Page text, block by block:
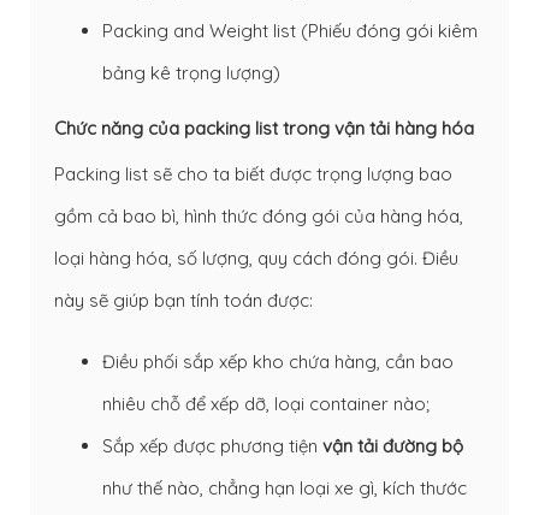
Packing and Weight list (Phiếu đóng gói kiêm
bảng kê trọng lượng)
Chức năng của packing list trong vận tải hàng hóa
Packing list sẽ cho ta biết được trọng lượng bao
gồm cả bao bì, hình thức đóng gói của hàng hóa,
loại hàng hóa, số lượng, quy cách đóng gói. Điều
này sẽ giúp bạn tính toán được:
Điều phối sắp xếp kho chứa hàng, cần bao
nhiêu chỗ để xếp dỡ, loại container nào;
Sắp xếp được phương tiện vận tải đường bộ
như thế nào, chẳng hạn loại xe gì, kích thước